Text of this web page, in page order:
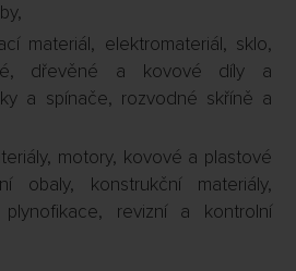
materiál, elektromateriál, sklo,
dřevěné a kovové díly a
a spínače, rozvodné skříně a
motory, kovové a plastové
obaly, konstrukční materiály,
plynofikace, revizní a kontrolní